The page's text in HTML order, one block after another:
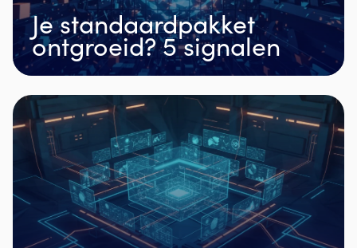
Je standaardpakket
ontgroeid? 5 signalen